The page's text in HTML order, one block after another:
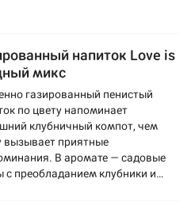
напиток Love is
микс
газированный пенистый
по цвету напоминает
клубничный компот, чем
вызывает приятные
В аромате — садовые
с преобладанием клубники и